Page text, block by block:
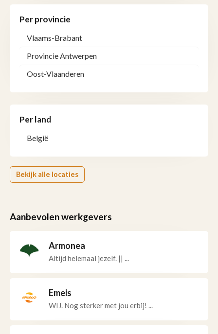
Per provincie
Vlaams-Brabant
Provincie Antwerpen
Oost-Vlaanderen
Per land
België
Bekijk alle locaties
Aanbevolen werkgevers
Armonea
Altijd helemaal jezelf. || ...
Emeis
WIJ. Nog sterker met jou erbij! ...